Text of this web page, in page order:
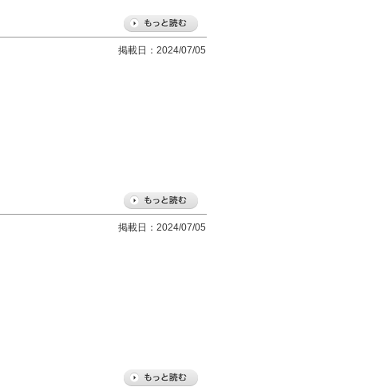
掲載日：2024/07/05
掲載日：2024/07/05